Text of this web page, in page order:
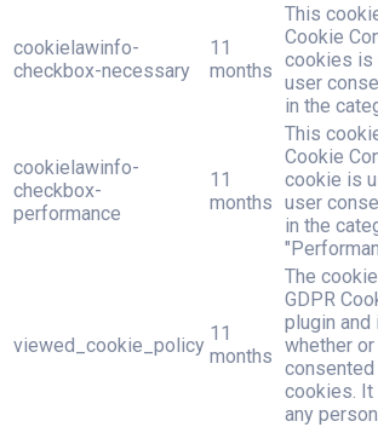
cookielawinfo-
checkbox-necessary
11
months
This
Cookie
cookies is
user
in the
cookielawinfo-
checkbox-
performance
11
months
This
Cookie
cookie is
user
in the
viewed_cookie_policy
11
months
The
GDPR
plugin
whether
cookies.
any